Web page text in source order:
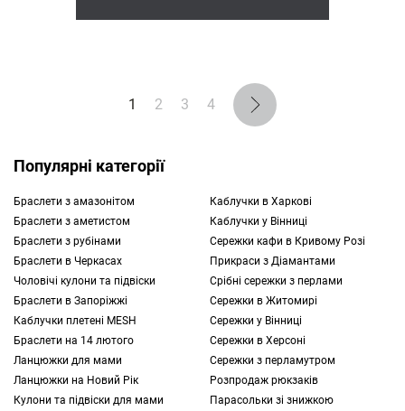
1 2 3 4
Популярні категорії
Браслети з амазонітом
Браслети з аметистом
Браслети з рубінами
Браслети в Черкасах
Чоловічі кулони та підвіски
Браслети в Запоріжжі
Каблучки плетені MESH
Браслети на 14 лютого
Ланцюжки для мами
Ланцюжки на Новий Рік
Кулони та підвіски для мами
Каблучки в Харкові
Каблучки у Вінниці
Сережки кафи в Кривому Розі
Прикраси з Діамантами
Срібні сережки з перлами
Сережки в Житомирі
Сережки у Вінниці
Сережки в Херсоні
Сережки з перламутром
Розпродаж рюкзаків
Парасольки зі знижкою